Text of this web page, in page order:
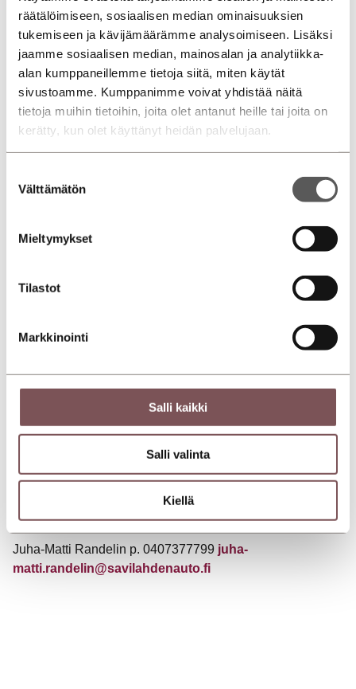
räätälöimiseen, sosiaalisen median ominaisuuksien
tukemiseen ja kävijämäärämme analysoimiseen. Lisäksi
jaamme sosiaalisen median, mainosalan ja analytiikka-
alan kumppaneillemme tietoja siitä, miten käytät
sivustoamme. Kumppanimme voivat yhdistää näitä
tietoja muihin tietoihin, joita olet antanut heille tai joita on
kerätty, kun olet käyttänyt heidän palvelujaan.
valinta
Välttämätön
Mieltymykset
Tilastot
Markkinointi
Salli kaikki
Salli valinta
Kiellä
Vetokoukku
on saatavilla lisävarusteena, ja vetomassa
on jarrullisena 1 500 kg sekä jarruttomana 750 kg, mikä
tekee Sealion 7:stä erinomaisen valinnan myös
vetotarpeisiin.
BYD-malliston toimitusajat ovat lyhyitä. Ostopäätöksestä
menee muutamasta viikosta pariin kuukauteen, kun pääset
uuden autosi rattiin. Löydät meiltä laajan valikoiman BYD-
sähköautoja ja hybridiautoja. Tervetuloa tutustumaan koko
mallistoon! Varmista oma koeajoaikasi ottamalla omaan
vastaa Mikkelin toimipisteemme.
Varaa koeajoaikasi nyt!
Sorastajantienmyymälässä
avoinna ark. 8.30-17 la 10-15
Jarno Hirvonen p. 0440180678 –
jarno.hirvonen@jklauto.fi
Mikkelissä Savilahden Autossa Kalustekujalla,
avoinna ark. 8.30-17 la 10-14
Juha-Matti Randelin p. 0407377799 juha-
matti.randelin@savilahdenauto.fi